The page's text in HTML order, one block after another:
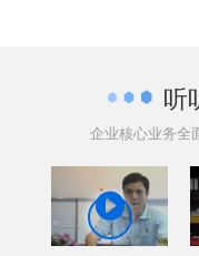
听
企业核心业务全
